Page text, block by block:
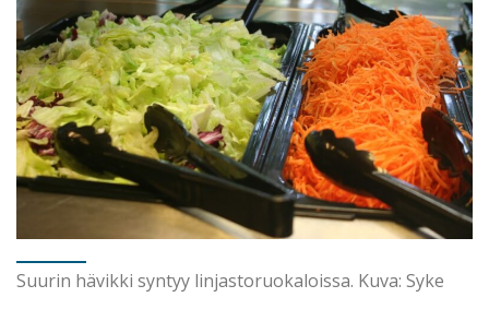
Suurin hävikki syntyy linjastoruokaloissa. Kuva: Syke